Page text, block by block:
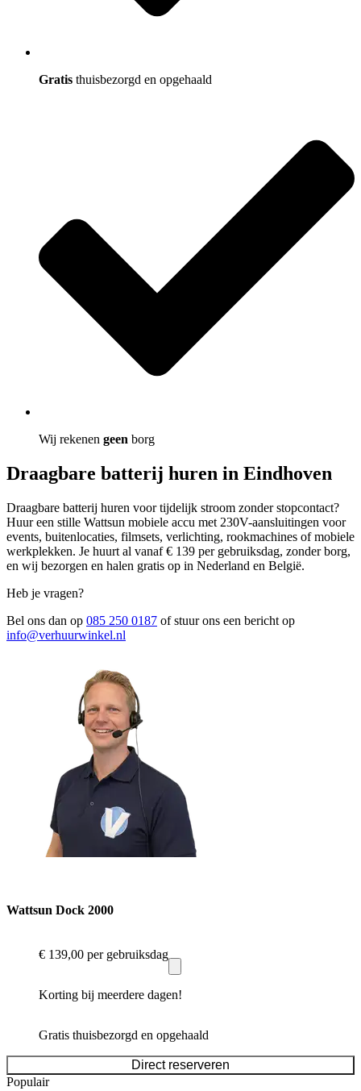
Gratis thuisbezorgd en opgehaald
Wij rekenen geen borg
Draagbare batterij huren in Eindhoven
Draagbare batterij huren voor tijdelijk stroom zonder stopcontact?
Huur een stille Wattsun mobiele accu met 230V-aansluitingen voor
events, buitenlocaties, filmsets, verlichting, rookmachines of mobiele
werkplekken. Je huurt al vanaf € 139 per gebruiksdag, zonder borg,
en wij bezorgen en halen gratis op in Nederland en België.
Heb je vragen?
Bel ons dan op 085 250 0187 of stuur ons een bericht op
info@verhuurwinkel.nl
Wattsun Dock 2000
€ 139,00 per gebruiksdag
Korting bij meerdere dagen!
Gratis thuisbezorgd en opgehaald
Direct reserveren
Populair